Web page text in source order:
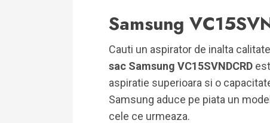
Samsung
Cauti un aspirator de inalta
sac Samsung VC15SVNDCRD
aspiratie superioara si o
Samsung aduce pe piata un
cele ce urmeaza.